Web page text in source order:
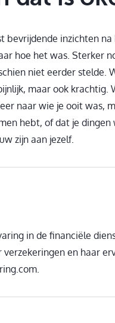
bevrijdende inzichten
hoe het was. Sterker
niet eerder stelde.
maar ook
naar wie je ooit was,
hebt, of dat je
zijn aan jezelf.
in de financiële
en haar